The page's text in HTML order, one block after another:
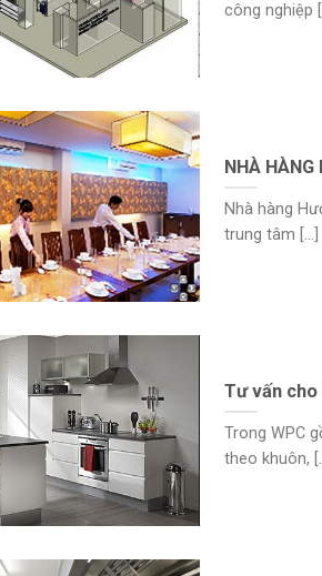
công nghiệp
NHÀ HÀNG
Nhà hàng
trung tâm [...]
Tư vấn cho
Trong WPC
theo khuôn,